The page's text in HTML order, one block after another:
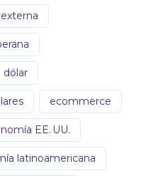
dólar
ecommerce
EE. UU.
latinoamericana